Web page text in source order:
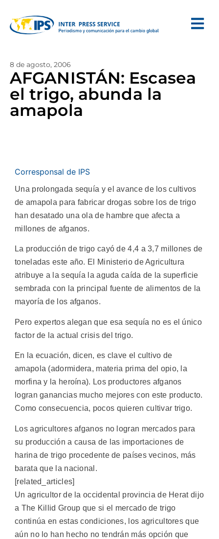
8 de agosto, 2006
AFGANISTÁN: Escasea
el trigo, abunda la
amapola
Corresponsal de IPS
Una prolongada sequía y el avance de los cultivos
de amapola para fabricar drogas sobre los de trigo
han desatado una ola de hambre que afecta a
millones de afganos.
La producción de trigo cayó de 4,4 a 3,7 millones de
toneladas este año. El Ministerio de Agricultura
atribuye a la sequía la aguda caída de la superficie
sembrada con la principal fuente de alimentos de la
mayoría de los afganos.
Pero expertos alegan que esa sequía no es el único
factor de la actual crisis del trigo.
En la ecuación, dicen, es clave el cultivo de
amapola (adormidera, materia prima del opio, la
morfina y la heroína). Los productores afganos
logran ganancias mucho mejores con este producto.
Como consecuencia, pocos quieren cultivar trigo.
Los agricultores afganos no logran mercados para
su producción a causa de las importaciones de
harina de trigo procedente de países vecinos, más
barata que la nacional.
[related_articles]
Un agricultor de la occidental provincia de Herat dijo
a The Killid Group que si el mercado de trigo
continúa en estas condiciones, los agricultores que
aún no lo han hecho no tendrán más opción que